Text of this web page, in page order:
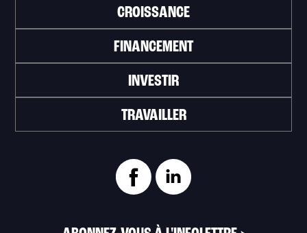
CROISSANCE
FINANCEMENT
INVESTIR
TRAVAILLER